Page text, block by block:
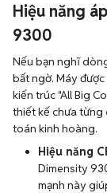
Hiệu năng
9300
Nếu bạn nghĩ
bất ngờ. Máy
kiến trúc "All Big
thiết kế chưa từng
toán kinh hoàng.
Hiệu năng
Dimensity
mạnh này